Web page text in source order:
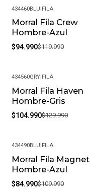
-21%
434460BLU|FILA
Morral Fila Crew
Hombre-Azul
$94.990$119.990
-19%
434560GRY| FILA
Morral Fila Haven
Hombre-Gris
$104.990$129.990
-23%
434490BLU FILA
Morral Fila Magnet
Hombre-Azul
$84.990$109.990